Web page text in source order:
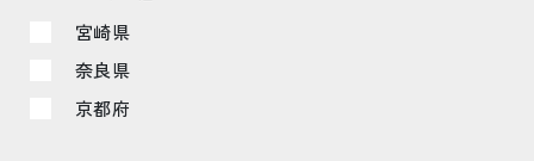
宮崎県
奈良県
京都府